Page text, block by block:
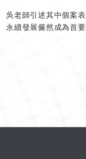
吳老師引述其中個案
永續發展儼然成為首